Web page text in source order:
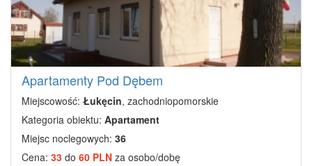
Apartamenty Pod Dębem
Miejscowość: Łukęcin, zachodniopomorskie
Kategoria obiektu: Apartament
Miejsc noclegowych: 36
Cena: 33 do 60 PLN za osobo/dobę